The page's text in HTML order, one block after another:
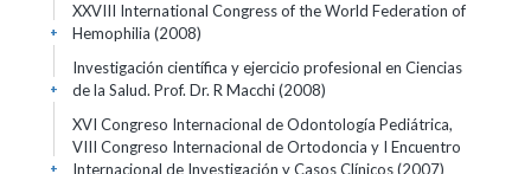
XXVIII International Congress of the World Federation of
Hemophilia (2008)
+
Investigación científica y ejercicio profesional en Ciencias
de la Salud. Prof. Dr. R Macchi(2008)
+
XVI Congreso Internacional de Odontología Pediátrica,
VIII Congreso Internacional de Ortodoncia y I Encuentro
Internacional de Investigación y Casos Clínicos(2007)
+